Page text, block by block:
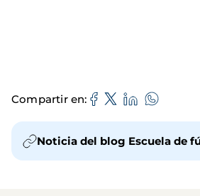
Compartir en
Noticia del blog Escuela de